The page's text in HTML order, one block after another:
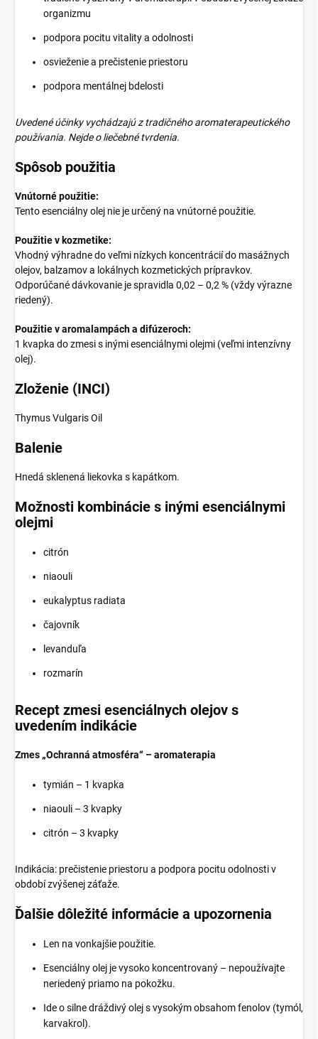
organizmu
podpora pocitu vitality a odolnosti
osvieženie a prečistenie priestoru
podpora mentálnej bdelosti
Uvedené účinky vychádzajú z tradičného aromaterapeutického
používania. Nejde o liečebné tvrdenia.
Spôsob použitia
Vnútorné použitie:
Tento esenciálny olej nie je určený na vnútorné použitie.
Použitie v kozmetike:
Vhodný výhradne do veľmi nízkych koncentrácií do masážnych
olejov, balzamov a lokálnych kozmetických prípravkov.
Odporúčané dávkovanie je spravidla 0,02 – 0,2 % (vždy výrazne
riedený).
Použitie v aromalampách a difúzeroch:
1 kvapka do zmesi s inými esenciálnymi olejmi (veľmi intenzívny
olej).
Zloženie (INCI)
Thymus Vulgaris Oil
Balenie
Hnedá sklenená liekovka s kapátkom.
Možnosti kombinácie s inými esenciálnymi
olejmi
citrón
niaouli
eukalyptus radiata
čajovník
levanduľa
rozmarín
Recept zmesi esenciálnych olejov s
uvedením indikácie
Zmes „Ochranná atmosféra“ – aromaterapia
tymián – 1 kvapka
niaouli – 3 kvapky
citrón – 3 kvapky
Indikácia: prečistenie priestoru a podpora pocitu odolnosti v
období zvýšenej záťaže.
Ďalšie dôležité informácie a upozornenia
Len na vonkajšie použitie.
Esenciálny olej je vysoko koncentrovaný – nepoužívajte
neriedený priamo na pokožku.
Ide o silne dráždivý olej s vysokým obsahom fenolov (tymól,
karvakrol).